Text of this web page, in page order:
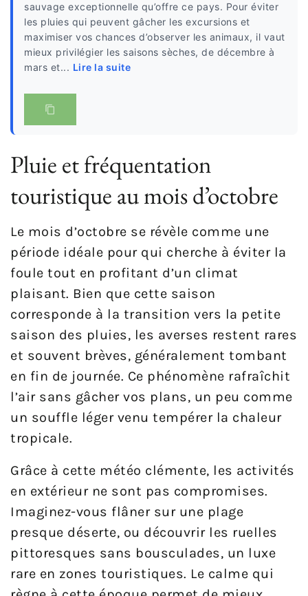
sauvage exceptionnelle qu’offre ce pays. Pour éviter
les pluies qui peuvent gâcher les excursions et
maximiser vos chances d’observer les animaux, il vaut
mieux privilégier les saisons sèches, de décembre à
mars et... Lire la suite
Pluie et fréquentation
touristique au mois d’octobre
Le mois d’octobre se révèle comme une
période idéale pour qui cherche à éviter la
foule tout en profitant d’un climat
plaisant. Bien que cette saison
corresponde à la transition vers la petite
saison des pluies, les averses restent rares
et souvent brèves, généralement tombant
en fin de journée. Ce phénomène rafraîchit
l’air sans gâcher vos plans, un peu comme
un souffle léger venu tempérer la chaleur
tropicale.
Grâce à cette météo clémente, les activités
en extérieur ne sont pas compromises.
Imaginez-vous flâner sur une plage
presque déserte, ou découvrir les ruelles
pittoresques sans bousculades, un luxe
rare en zones touristiques. Le calme qui